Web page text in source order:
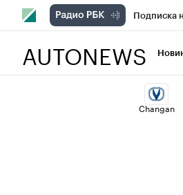
Подписка
AUTONEWS
Changan